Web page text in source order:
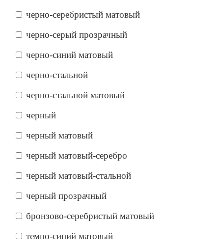
черно-серебристый матовый
черно-серый прозрачный
черно-синий матовый
черно-стальной
черно-стальной матовый
черный
черный матовый
черный матовый-серебро
черный матовый-стальной
черный прозрачный
бронзово-серебристый матовый
темно-синий матовый